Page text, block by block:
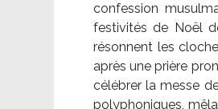
confession
festivités de Noël
résonnent les
après une prière
célébrer la messe
polyphoniques,